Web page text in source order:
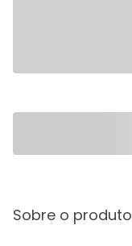
Sobre o produto